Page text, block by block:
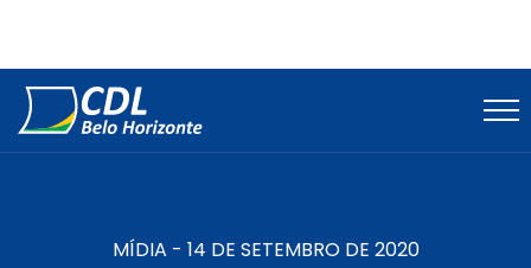
MÍDIA - 14 DE SETEMBRO DE 2020